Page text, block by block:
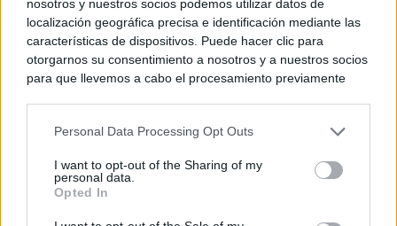
nosotros y nuestros socios podemos utilizar datos de
localización geográfica precisa e identificación mediante las
características de dispositivos. Puede hacer clic para
otorgarnos su consentimiento a nosotros y a nuestros socios
para que llevemos a cabo el procesamiento previamente
negar su consentimiento. Tenga en cuenta que algún
de su consentimiento, pero usted tiene el derecho de
rechazar tal procesamiento. Sus preferencias se aplicarán
Personal Data Processing Opt Outs
I want to opt-out of the Sharing of my
personal data.
Opted In